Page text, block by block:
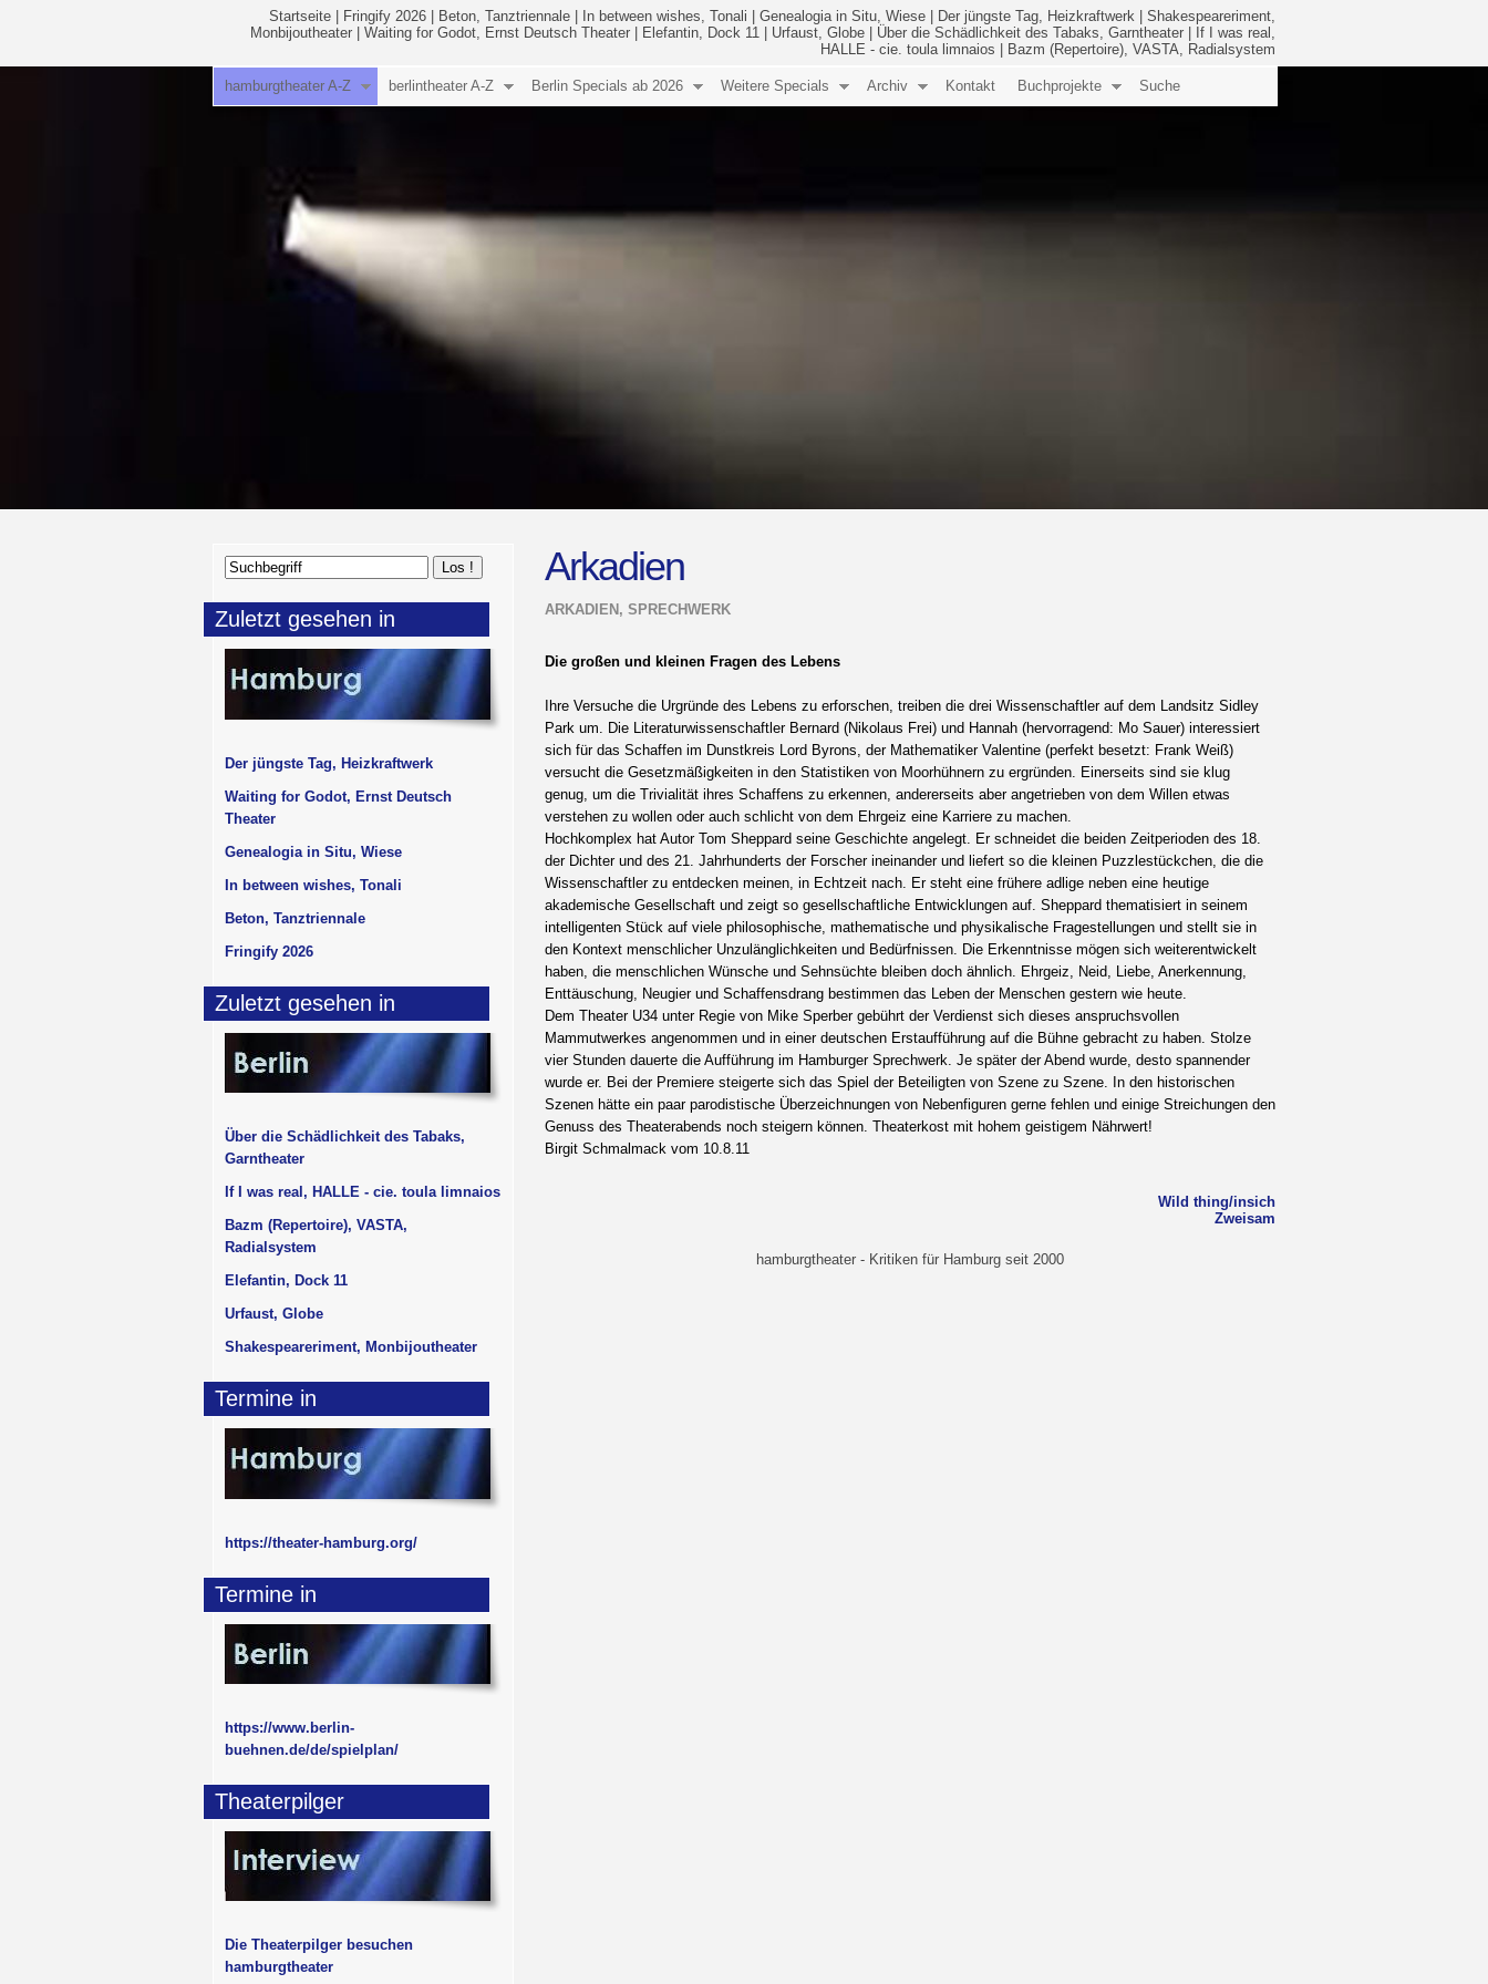
Startseite Fringify 2026 Beton, Tanztriennale In between wishes, Tonali Genealogia in Situ, Wiese Der jüngste Tag, Heizkraftwerk
Shakespeareriment,
Monbijoutheater
Waiting for Godot, Ernst Deutsch Theater Elefantin, Dock 11 Urfaust, Globe Über die Schädlichkeit des Tabaks, Garntheater
If I was real,
HALLE - cie. toula limnaios
Bazm (Repertoire), VASTA, Radialsystem
hamburgtheater A-Z berlintheater A-Z Berlin Specials ab 2026 Weitere Specials Archiv Kontakt Buchprojekte Suche
Arkadien
ARKADIEN, SPRECHWERK
Die großen und kleinen Fragen des Lebens
Ihre Versuche die Urgründe des Lebens zu erforschen, treiben die drei Wissenschaftler auf dem Landsitz Sidley
Park um. Die Literaturwissenschaftler Bernard (Nikolaus Frei) und Hannah (hervorragend: Mo Sauer) interessiert
sich für das Schaffen im Dunstkreis Lord Byrons, der Mathematiker Valentine (perfekt besetzt: Frank Weiß)
versucht die Gesetzmäßigkeiten in den Statistiken von Moorhühnern zu ergründen. Einerseits sind sie klug
genug, um die Trivialität ihres Schaffens zu erkennen, andererseits aber angetrieben von dem Willen etwas
verstehen zu wollen oder auch schlicht von dem Ehrgeiz eine Karriere zu machen.
Hochkomplex hat Autor Tom Sheppard seine Geschichte angelegt. Er schneidet die beiden Zeitperioden des 18.
der Dichter und des 21. Jahrhunderts der Forscher ineinander und liefert so die kleinen Puzzlestückchen, die die
Wissenschaftler zu entdecken meinen, in Echtzeit nach. Er steht eine frühere adlige neben eine heutige
akademische Gesellschaft und zeigt so gesellschaftliche Entwicklungen auf. Sheppard thematisiert in seinem
intelligenten Stück auf viele philosophische, mathematische und physikalische Fragestellungen und stellt sie in
den Kontext menschlicher Unzulänglichkeiten und Bedürfnissen. Die Erkenntnisse mögen sich weiterentwickelt
haben, die menschlichen Wünsche und Sehnsüchte bleiben doch ähnlich. Ehrgeiz, Neid, Liebe, Anerkennung,
Enttäuschung, Neugier und Schaffensdrang bestimmen das Leben der Menschen gestern wie heute.
Dem Theater U34 unter Regie von Mike Sperber gebührt der Verdienst sich dieses anspruchsvollen
Mammutwerkes angenommen und in einer deutschen Erstaufführung auf die Bühne gebracht zu haben. Stolze
vier Stunden dauerte die Aufführung im Hamburger Sprechwerk. Je später der Abend wurde, desto spannender
wurde er. Bei der Premiere steigerte sich das Spiel der Beteiligten von Szene zu Szene. In den historischen
Szenen hätte ein paar parodistische Überzeichnungen von Nebenfiguren gerne fehlen und einige Streichungen den
Genuss des Theaterabends noch steigern können. Theaterkost mit hohem geistigem Nährwert!
Birgit Schmalmack vom 10.8.11
Wild thing/insich
Zweisam
hamburgtheater - Kritiken für Hamburg seit 2000
Zuletzt gesehen in
Der jüngste Tag, Heizkraftwerk
Waiting for Godot, Ernst Deutsch
Theater
Genealogia in Situ, Wiese
In between wishes, Tonali
Beton, Tanztriennale
Fringify 2026
Zuletzt gesehen in
Über die Schädlichkeit des Tabaks,
Garntheater
If I was real, HALLE - cie. toula limnaios
Bazm (Repertoire), VASTA,
Radialsystem
Elefantin, Dock 11
Urfaust, Globe
Shakespeareriment, Monbijoutheater
Termine in
https://theater-hamburg.org/
Termine in
https://www.berlin-
buehnen.de/de/spielplan/
Theaterpilger
Die Theaterpilger besuchen
hamburgtheater